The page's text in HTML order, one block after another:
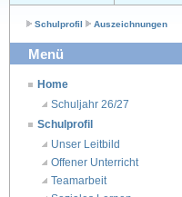
Schulprofil Auszeichnungen
Menü
Home
Schuljahr 26/27
Schulprofil
Unser Leitbild
Offener Unterricht
Teamarbeit